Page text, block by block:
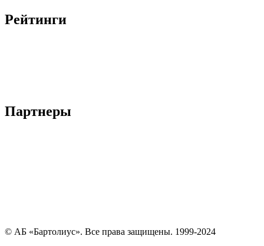
Рейтинги
Партнеры
© АБ «Бартолиус». Все права защищены. 1999-2024